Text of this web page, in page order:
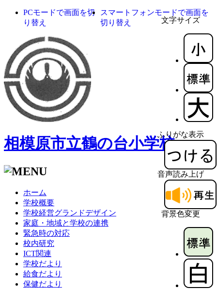
文字サイズ
ふりがな表示
音声読み上げ
背景色変更
PCモードで画面を切
り替え
スマートフォンモードで画面を
切り替え
相模原市立鶴の台小学校
ホーム
学校概要
学校経営グランドデザイン
家庭・地域と学校の連携
緊急時の対応
校内研究
ICT関連
学校だより
給食だより
保健だより